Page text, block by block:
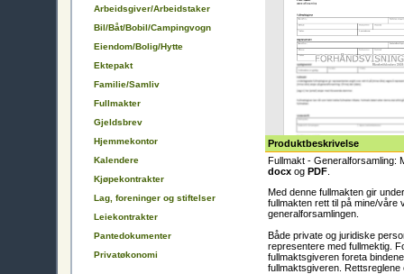
Arbeidsgiver/Arbeidstaker
Bil/Båt/Bobil/Campingvogn
Eiendom/Bolig/Hytte
Ektepakt
Familie/Samliv
Fullmakter
Gjeldsbrev
Hjemmekontor
Kalendere
Kjøpekontrakter
Lag, foreninger og stiftelser
Leiekontrakter
Pantedokumenter
Privatøkonomi
Produktbeskrivelse
Fullmakt - Generalforsamling:
docx og PDF
Med denne fullmakten gir
fullmakten rett til på mine/våre
generalforsamlingen.
Både private og juridiske
representere med fullmektig.
fullmaktsgiveren foreta
fullmaktsgiveren.